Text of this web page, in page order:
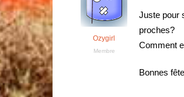
Ozygirl
Membre
Juste pour
proches?
Comment
Bonnes